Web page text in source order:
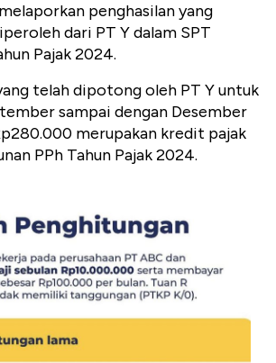
penghasilan yang
dari PT Y dalam SPT
Pajak 2024.
telah dipotong oleh PT Y untuk
sampai dengan Desember
merupakan kredit pajak
PPh Tahun Pajak 2024.